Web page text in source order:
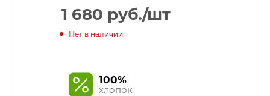
1 680 руб./шт
Нет в наличии
100%
хлопок